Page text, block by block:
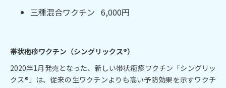
三種混合ワクチン 6,000円
帯状疱疹ワクチン（シングリックス®）
2020年1月発売となった、新しい帯状疱疹ワクチン「シングリッ
クス®」は、従来の生ワクチンよりも高い予防効果を示すワクチ